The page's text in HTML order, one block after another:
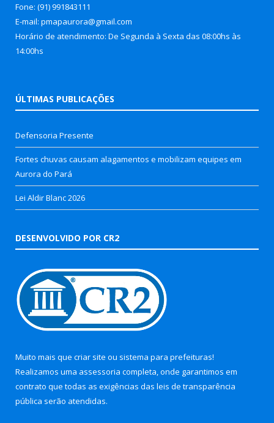
Fone: (91) 991843111
E-mail: pmapaurora@gmail.com
Horário de atendimento: De Segunda à Sexta das 08:00hs às
14:00hs
ÚLTIMAS PUBLICAÇÕES
Defensoria Presente
Fortes chuvas causam alagamentos e mobilizam equipes em
Aurora do Pará
Lei Aldir Blanc 2026
DESENVOLVIDO POR CR2
Muito mais que criar site ou sistema para prefeituras!
Realizamos uma assessoria completa, onde garantimos em
contrato que todas as exigências das leis de transparência
pública serão atendidas.